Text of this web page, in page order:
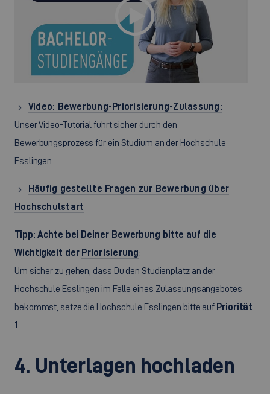
Video: Bewerbung-Priorisierung-Zulassung:
Unser Video-Tutorial führt sicher durch den
Bewerbungsprozess für ein Studium an der Hochschule
Esslingen.
Häufig gestellte Fragen zur Bewerbung über
Hochschulstart
Tipp: Achte bei Deiner Bewerbung bitte auf die
Wichtigkeit der Priorisierung:
Um sicher zu gehen, dass Du den Studienplatz an der
Hochschule Esslingen im Falle eines Zulassungsangebotes
bekommst, setze die Hochschule Esslingen bitte auf Priorität
1
4. Unterlagen hochladen